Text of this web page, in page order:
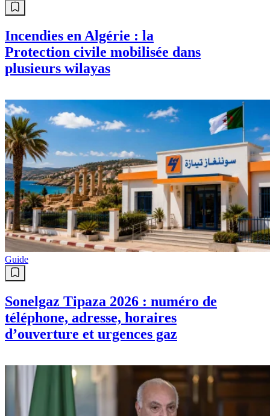
Incendies en Algérie : la
Protection civile mobilisée dans
plusieurs wilayas
Guide
Sonelgaz Tipaza 2026 : numéro de
téléphone, adresse, horaires
d’ouverture et urgences gaz